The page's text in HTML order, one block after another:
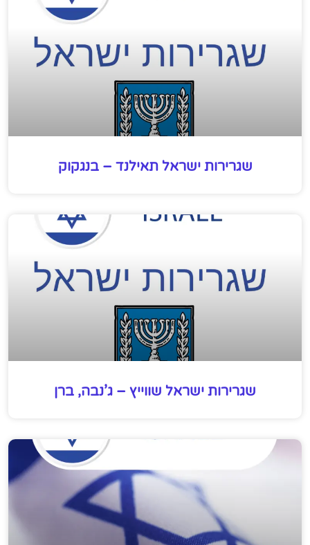
שגרירות ישראל תאילנד – בנגקוק
שגרירות ישראל שווייץ – ג’נבה, ברן